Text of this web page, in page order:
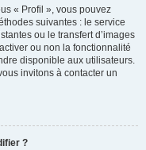
« Profil », vous pouvez
suivantes : le service
ou le transfert d’images
ou non la fonctionnalité
disponible aux utilisateurs.
invitons à contacter un
?